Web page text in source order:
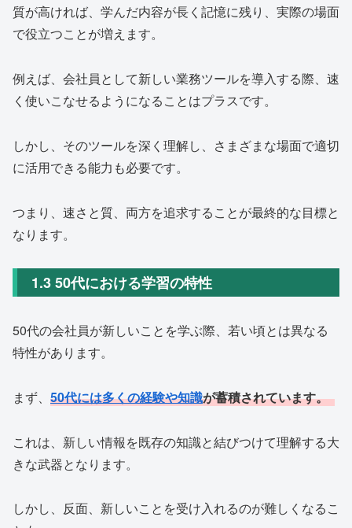
質が高ければ、学んだ内容が長く記憶に残り、実際の場面
で役立つことが増えます。
例えば、会社員として新しい業務ツールを導入する際、速
く使いこなせるようになることはプラスです。
しかし、そのツールを深く理解し、さまざまな場面で適切
に活用できる能力も必要です。
つまり、速さと質、両方を追求することが最終的な目標と
なります。
1.3 50代における学習の特性
50代の会社員が新しいことを学ぶ際、若い頃とは異なる
特性があります。
まず、 50代には多くの経験や知識が蓄積されています。
これは、新しい情報を既存の知識と結びつけて理解する大
きな武器となります。
しかし、反面、新しいことを受け入れるのが難しくなるこ